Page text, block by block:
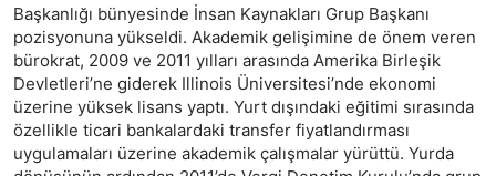
Başkanlığı bünyesinde İnsan Kaynakları Grup Başkanı
pozisyonuna yükseldi. Akademik gelişimine de önem veren
bürokrat, 2009 ve 2011 yılları arasında Amerika Birleşik
Devletleri’ne giderek Illinois Üniversitesi’nde ekonomi
üzerine yüksek lisans yaptı. Yurt dışındaki eğitimi sırasında
özellikle ticari bankalardaki transfer fiyatlandırması
uygulamaları üzerine akademik çalışmalar yürüttü. Yurda